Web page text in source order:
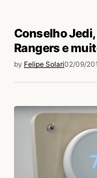
Conselho Jedi,
Rangers e
by Felipe Solari02/09/